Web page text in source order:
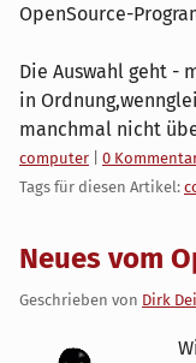
OpenSource-
Die Auswahl geht -
in
manchmal nicht
Kategorien:
computer
0
Tags für diesen Artikel:
Neues vom
Geschrieben von Dirk